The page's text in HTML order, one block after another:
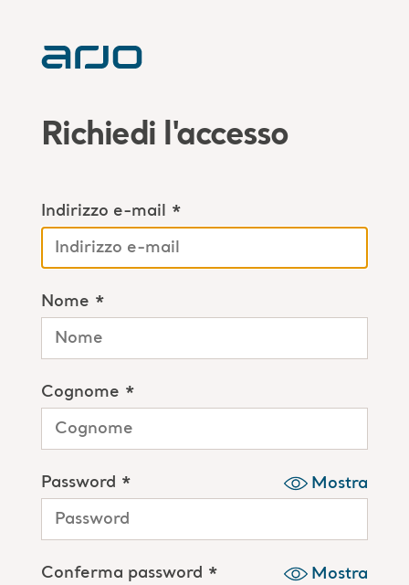
Richiedi l'accesso
Indirizzo e-mail *
Nome *
Cognome *
Password * Mostra
Conferma password * Mostra